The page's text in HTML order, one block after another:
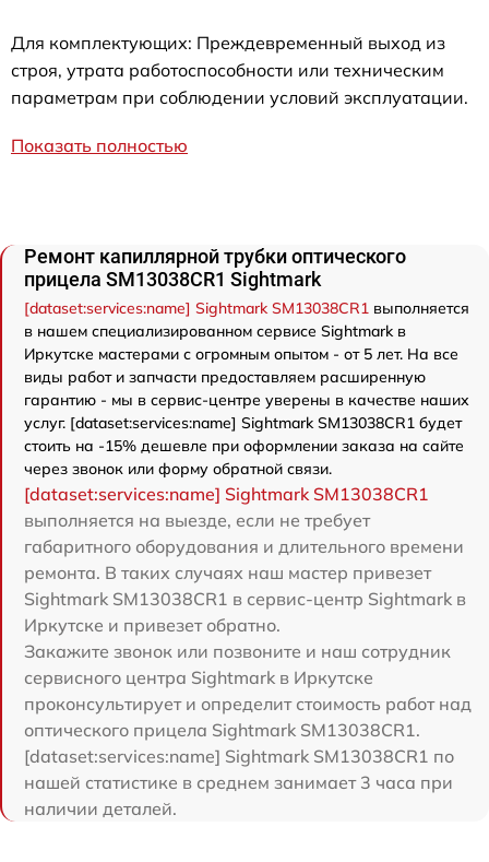
Для комплектующих: Преждевременный выход из
строя, утрата работоспособности или техническим
параметрам при соблюдении условий эксплуатации.
Показать полностью
Ремонт капиллярной трубки оптического
прицела SM13038CR1 Sightmark
[dataset:services:name] Sightmark SM13038CR1 выполняется
в нашем специализированном сервисе Sightmark в
Иркутске мастерами с огромным опытом - от 5 лет. На все
виды работ и запчасти предоставляем расширенную
гарантию - мы в сервис-центре уверены в качестве наших
услуг. [dataset:services:name] Sightmark SM13038CR1 будет
стоить на -15% дешевле при оформлении заказа на сайте
через звонок или форму обратной связи.
[dataset:services:name] Sightmark SM13038CR1
выполняется на выезде, если не требует
габаритного оборудования и длительного времени
ремонта. В таких случаях наш мастер привезет
Sightmark SM13038CR1 в сервис-центр Sightmark в
Иркутске и привезет обратно.
Закажите звонок или позвоните и наш сотрудник
сервисного центра Sightmark в Иркутске
проконсультирует и определит стоимость работ над
оптического прицела Sightmark SM13038CR1.
[dataset:services:name] Sightmark SM13038CR1 по
нашей статистике в среднем занимает 3 часа при
наличии деталей.